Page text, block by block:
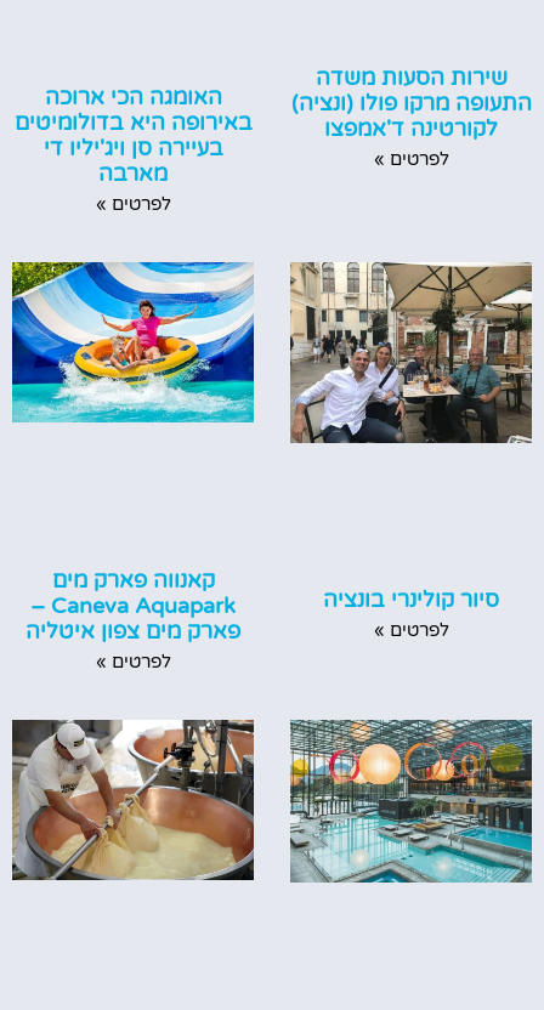
שירות הסעות משדה
התעופה מרקו פולו (ונציה)
לקורטינה ד'אמפצו
לפרטים »
האומגה הכי ארוכה
באירופה היא בדולומיטים
בעיירה סן ויג'יליו די
מארבה
לפרטים »
סיור קולינרי בונציה
לפרטים »
קאנווה פארק מים
Caneva Aquapark –
פארק מים צפון איטליה
לפרטים »